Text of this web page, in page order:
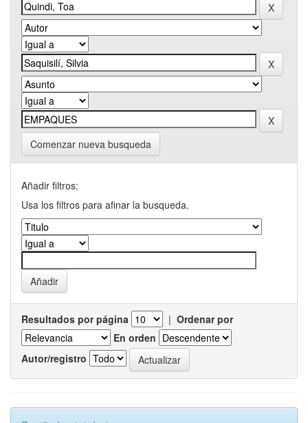
Comenzar nueva busqueda
Añadir filtros:
Usa los filtros para afinar la busqueda.
Resultados por página | Ordenar por
En orden
Autor/registro